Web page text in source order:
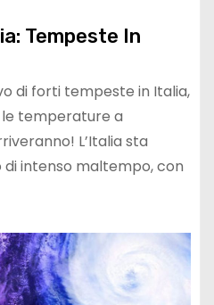
Tempeste In
di forti tempeste in Italia,
temperature a
L’Italia sta
intenso maltempo, con